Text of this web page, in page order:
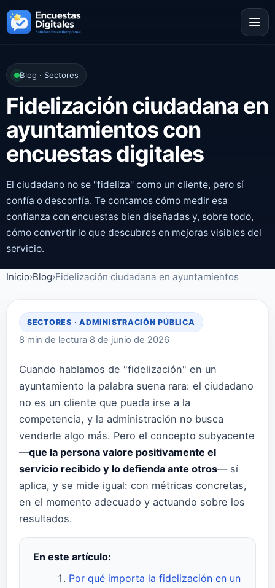
Blog · Sectores
Fidelización ciudadana en
ayuntamientos con
encuestas digitales
El ciudadano no se "fideliza" como un cliente, pero sí
confía o desconfía. Te contamos cómo medir esa
confianza con encuestas bien diseñadas y, sobre todo,
cómo convertir lo que descubres en mejoras visibles del
servicio.
Inicio›Blog›Fidelización ciudadana en ayuntamientos
SECTORES · ADMINISTRACIÓN PÚBLICA
8 min de lectura·8 de junio de 2026
Cuando hablamos de "fidelización" en un
ayuntamiento la palabra suena rara: el ciudadano
no es un cliente que pueda irse a la
competencia, y la administración no busca
venderle algo más. Pero el concepto subyacente
—que la persona valore positivamente el
servicio recibido y lo defienda ante otros— sí
aplica, y se mide igual: con métricas concretas,
en el momento adecuado y actuando sobre los
resultados.
En este artículo:
Por qué importa la fidelización en un